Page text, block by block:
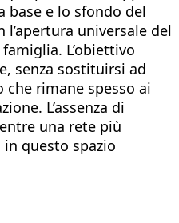
base e lo sfondo del
universale del
L’obiettivo
senza sostituirsi ad
rimane spesso ai
L’assenza di
una rete più
questo spazio